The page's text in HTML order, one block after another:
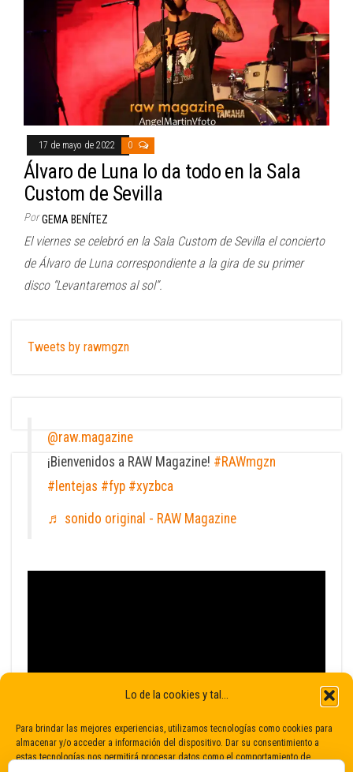
Lo de la cookies y tal...
Para brindar las mejores experiencias, utilizamos tecnologías como cookies para
almacenar y/o acceder a información del dispositivo. Dar su consentimiento a
estas tecnologías nos permitirá procesar datos como el comportamiento de
17 de mayo de 2022 0
Álvaro de Luna lo da todo en la Sala
Custom de Sevilla
Por GEMA BENÍTEZ
El viernes se celebró en la Sala Custom de Sevilla el concierto
de Álvaro de Luna correspondiente a la gira de su primer
disco “Levantaremos al sol”.
Tweets by rawmgzn
@raw.magazine
¡Bienvenidos a RAW Magazine! #RAWmgzn
#lentejas #fyp #xyzbca
♬ sonido original - RAW Magazine